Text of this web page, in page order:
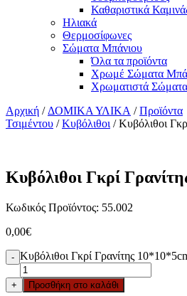
Καθαριστικά
Ηλιακά
Θερμοσίφωνες
Σώματα Μπάνιου
Όλα τα προϊόντα
Χρωμέ Σώματα
Χρωματιστά
Αρχική / ΔΟΜΙΚΑ ΥΛΙΚΑ /Προϊόντα
Τσιμέντου /Κυβόλιθοι / Κυβόλιθοι
Κυβόλιθοι Γκρί
Κωδικός Προϊόντος: 55.002
0,00€
- Κυβόλιθοι Γκρί Γρανίτης
+ Προσθήκη στο καλάθι